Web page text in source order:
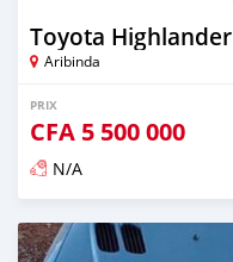
Toyota Highlander
Aribinda
PRIX
CFA 5 500 000
N/A
Publié il y a presque 6 ans